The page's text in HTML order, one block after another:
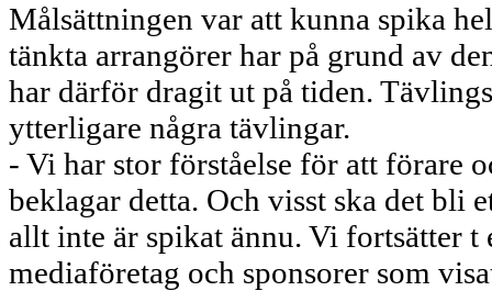
Målsättningen var att kunna spika
tänkta arrangörer har på grund av
har därför dragit ut på tiden.
ytterligare några tävlingar.
- Vi har stor förståelse för att förare
beklagar detta. Och visst ska det bli
allt inte är spikat ännu. Vi fortsätter
mediaföretag och sponsorer som